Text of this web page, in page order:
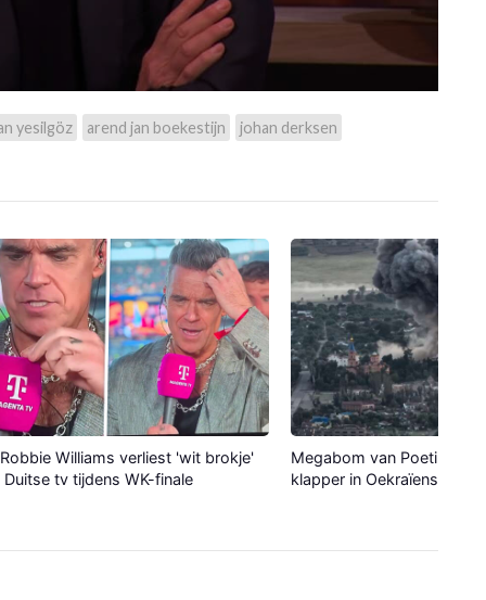
yesilgöz arend jan boekestijn johan derksen
Williams verliest 'wit brokje'
tv tijdens WK-finale
Megabom van Poetin
klapper in Oekraïense stad